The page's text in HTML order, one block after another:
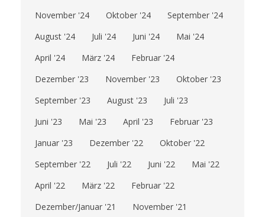
November '24
Oktober '24
September '24
August '24
Juli '24 Juni '24
Mai '24
April '24
März '24
Februar '24
Dezember '23
November '23
Oktober '23
September '23
August '23
Juli '23
Juni '23
Mai '23 April '23
Februar '23
Januar '23
Dezember '22
Oktober '22
September '22
Juli '22 Juni '22
Mai '22
April '22
März '22
Februar '22
Dezember/Januar '21
November '21